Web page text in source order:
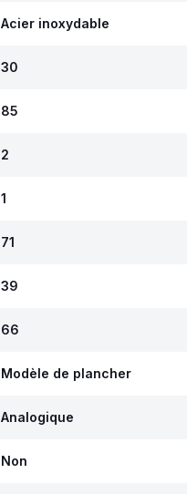
Acier inoxydable
30
85
2
1
71
39
66
Modèle de plancher
Analogique
Non